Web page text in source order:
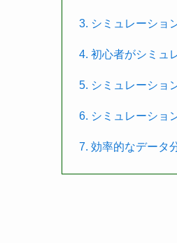
3. シミュレーショ
4. 初心者がシミュ
5. シミュレーショ
6. シミュレーショ
7. 効率的なデータ